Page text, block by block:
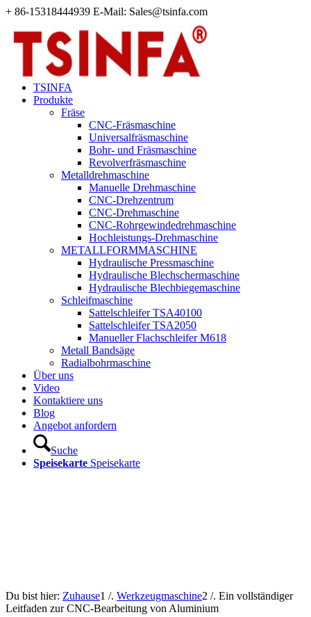
+ 86-15318444939 E-Mail: Sales@tsinfa.com
TSINFA
Produkte
Fräse
CNC-Fräsmaschine
Universalfräsmaschine
Bohr- und Fräsmaschine
Revolverfräsmaschine
Metalldrehmaschine
Manuelle Drehmaschine
CNC-Drehzentrum
CNC-Drehmaschine
CNC-Rohrgewindedrehmaschine
Hochleistungs-Drehmaschine
METALLFORMMASCHINE
Hydraulische Pressmaschine
Hydraulische Blechschermaschine
Hydraulische Blechbiegemaschine
Schleifmaschine
Sattelschleifer TSA40100
Sattelschleifer TSA2050
Manueller Flachschleifer M618
Metall Bandsäge
Radialbohrmaschine
Über uns
Video
Kontaktiere uns
Blog
Angebot anfordern
Suche
Speisekarte Speisekarte
Du bist hier: Zuhause1 /. Werkzeugmaschine2 /. Ein vollständiger
Leitfaden zur CNC-Bearbeitung von Aluminium